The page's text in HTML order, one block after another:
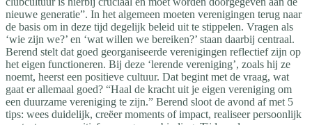
nieuwe generatie”. In het algemeen moeten verenigingen terug naar
de basis om in deze tijd degelijk beleid uit te stippelen. Vragen als
‘wie zijn we?’ en ‘wat willen we bereiken?’ staan daarbij centraal.
Berend stelt dat goed georganiseerde verenigingen reflectief zijn op
het eigen functioneren. Bij deze ‘lerende vereniging’, zoals hij ze
noemt, heerst een positieve cultuur. Dat begint met de vraag, wat
gaat er allemaal goed? “Haal de kracht uit je eigen vereniging om
een duurzame vereniging te zijn.” Berend sloot de avond af met 5
tips: wees duidelijk, creëer moments of impact, realiseer persoonlijk